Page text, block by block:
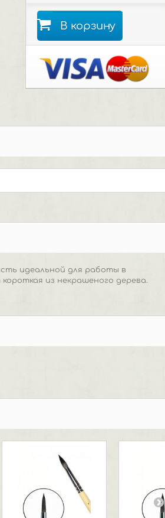
В корзину
идеальной для работы в
из некрашеного дерева.